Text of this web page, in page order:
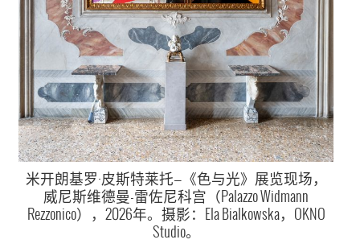
米开朗基罗·皮斯特莱托—《色与光》展览现场，
威尼斯维德曼-雷佐尼科宫（Palazzo Widmann
Rezzonico），2026年。摄影：Ela Bialkowska，OKNO
Studio。